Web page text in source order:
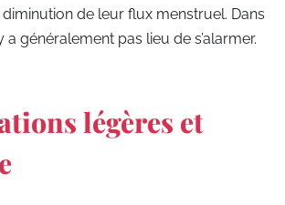
de leur flux menstruel. Dans
a généralement pas lieu de s’alarmer.
légères et